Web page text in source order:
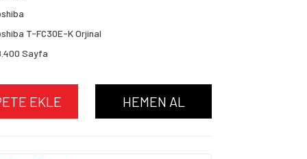
T-FC30E-K Orjinal
Sayfa
EKLE HEMEN AL